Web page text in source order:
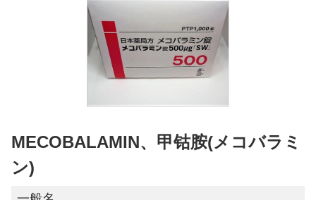
MECOBALAMIN、甲钴胺(メコバラミ
ン)